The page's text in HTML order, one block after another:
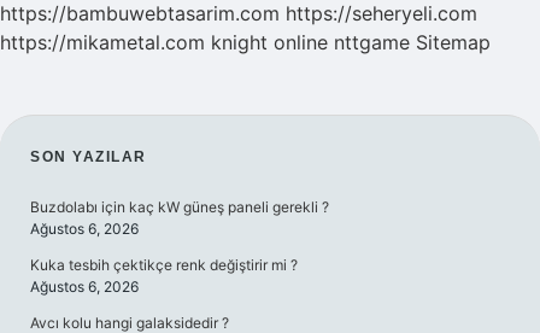
https://bambuwebtasarim.com https://seheryeli.com
https://mikametal.com knight online nttgame Sitemap
SIDEBAR
SON YAZILAR
Buzdolabı için kaç kW güneş paneli gerekli ?
Ağustos 6, 2026
Kuka tesbih çektikçe renk değiştirir mi ?
Ağustos 6, 2026
Avcı kolu hangi galaksidedir ?